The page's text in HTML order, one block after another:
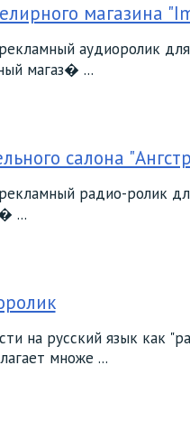
магазина
аудиоролик
магаз� ...
салона
радио-ролик
...
на русский язык как
множе ...